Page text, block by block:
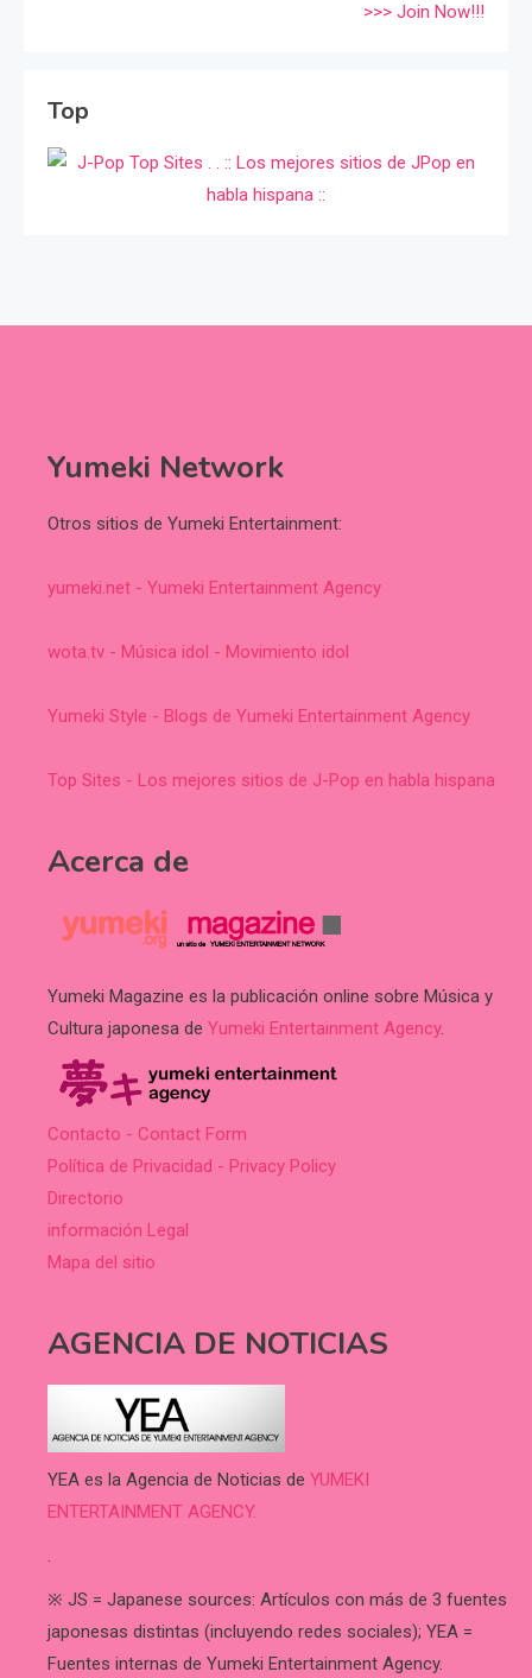
>>> Join Now!!!
Top
Yumeki Network
Otros sitios de Yumeki Entertainment:
yumeki.net - Yumeki Entertainment Agency
wota.tv - Música idol - Movimiento idol
Yumeki Style - Blogs de Yumeki Entertainment Agency
Top Sites - Los mejores sitios de J-Pop en habla hispana
Acerca de
Yumeki Magazine es la publicación online sobre Música y
Cultura japonesa de Yumeki Entertainment Agency.
Contacto - Contact Form
Política de Privacidad - Privacy Policy
Directorio
información Legal
Mapa del sitio
AGENCIA DE NOTICIAS
YEA es la Agencia de Noticias de YUMEKI
ENTERTAINMENT AGENCY.
.
※ JS = Japanese sources: Artículos con más de 3 fuentes
japonesas distintas (incluyendo redes sociales); YEA =
Fuentes internas de Yumeki Entertainment Agency.